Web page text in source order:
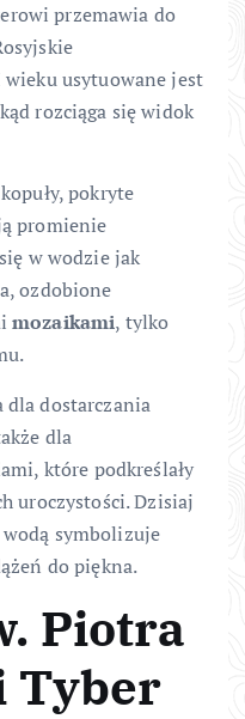
przemawia do
usytuowane jest
rozciąga się widok
pokryte
promienie
w wodzie jak
ozdobione
mozaikami, tylko
dla dostarczania
dla
które podkreślały
uroczystości. Dzisiaj
symbolizuje
do piękna.
Piotra
Tyber